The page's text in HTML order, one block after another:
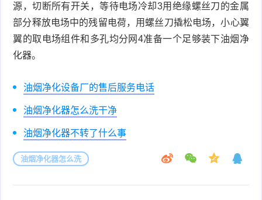
源，切断所有开关，等待电场冷却3用绝缘螺丝刀的金属
部分释放电场中的残留电荷，用螺丝刀撬松电场，小心翼
翼的取电场组件和多孔均分网4准备一个足够装下油烟净
化器。
油烟净化设备厂的售后服务电话
油烟净化器怎么洗干净
油烟净化器不转了什么事
油烟净化器怎么洗